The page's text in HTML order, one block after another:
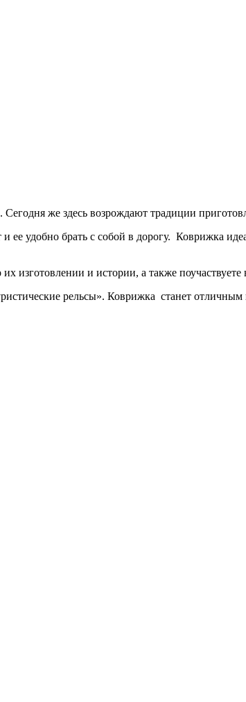
же здесь возрождают традиции
ее удобно брать с собой в дорогу. Коврижка
изготовлении и истории, а также
рельсы». Коврижка станет отличным